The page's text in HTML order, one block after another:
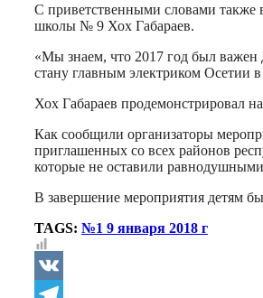
С приветственными словами также
школы № 9 Хох Габараев.
«Мы знаем, что 2017 год был важен
стану главным электриком Осетии
Хох Габараев продемонстрировал
Как сообщили организаторы
приглашенных со всех районов
которые не оставили
В завершение мероприятия детям
TAGS: №1 9 января 2018 г
VK